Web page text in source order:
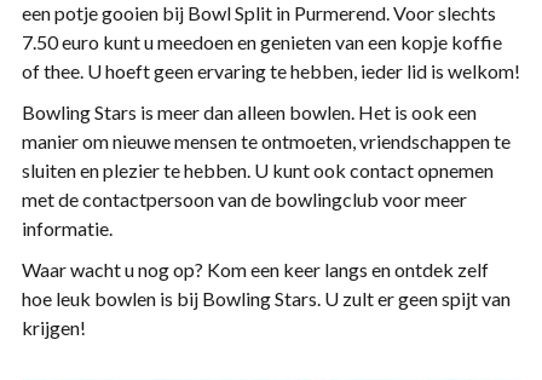
een potje gooien bij Bowl Split in Purmerend. Voor slechts
7.50 euro kunt u meedoen en genieten van een kopje koffie
of thee. U hoeft geen ervaring te hebben, ieder lid is welkom!
Bowling Stars is meer dan alleen bowlen. Het is ook een
manier om nieuwe mensen te ontmoeten, vriendschappen te
sluiten en plezier te hebben. U kunt ook contact opnemen
met de contactpersoon van de bowlingclub voor meer
informatie.
Waar wacht u nog op? Kom een keer langs en ontdek zelf
hoe leuk bowlen is bij Bowling Stars. U zult er geen spijt van
krijgen!